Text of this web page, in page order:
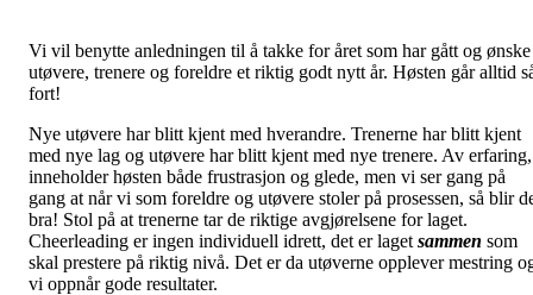
Vi vil benytte anledningen til å takke for året som har gått og ønske
utøvere, trenere og foreldre et riktig godt nytt år. Høsten går alltid
fort!
Nye utøvere har blitt kjent med hverandre. Trenerne har blitt kjent
med nye lag og utøvere har blitt kjent med nye trenere. Av erfaring,
inneholder høsten både frustrasjon og glede, men vi ser gang på
gang at når vi som foreldre og utøvere stoler på prosessen, så blir
bra! Stol på at trenerne tar de riktige avgjørelsene for laget.
Cheerleading er ingen individuell idrett, det er laget sammen som
skal prestere på riktig nivå. Det er da utøverne opplever mestring
vi oppnår gode resultater.